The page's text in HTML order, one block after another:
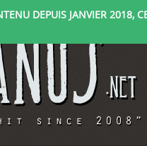
DEPUIS JANVIER 2018,